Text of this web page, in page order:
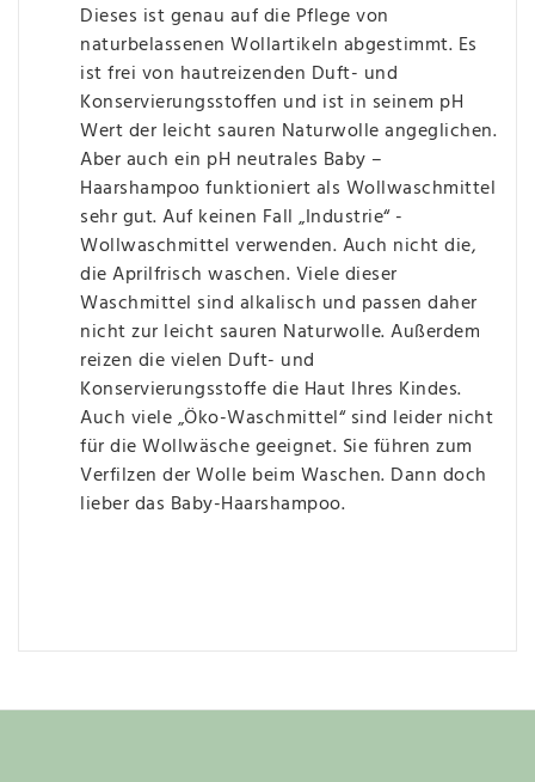
Dieses ist genau auf die Pflege von
naturbelassenen Wollartikeln abgestimmt. Es
ist frei von hautreizenden Duft- und
Konservierungsstoffen und ist in seinem pH
Wert der leicht sauren Naturwolle angeglichen.
Aber auch ein pH neutrales Baby –
Haarshampoo funktioniert als Wollwaschmittel
sehr gut. Auf keinen Fall „Industrie“ -
Wollwaschmittel verwenden. Auch nicht die,
die Aprilfrisch waschen. Viele dieser
Waschmittel sind alkalisch und passen daher
nicht zur leicht sauren Naturwolle. Außerdem
reizen die vielen Duft- und
Konservierungsstoffe die Haut Ihres Kindes.
Auch viele „Öko-Waschmittel“ sind leider nicht
für die Wollwäsche geeignet. Sie führen zum
Verfilzen der Wolle beim Waschen. Dann doch
lieber das Baby-Haarshampoo.